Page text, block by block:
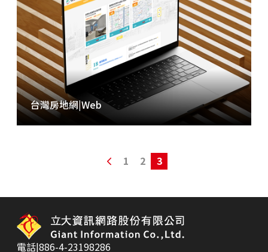
台灣房地網|Web
1 2 3
電話|886-4-23198286